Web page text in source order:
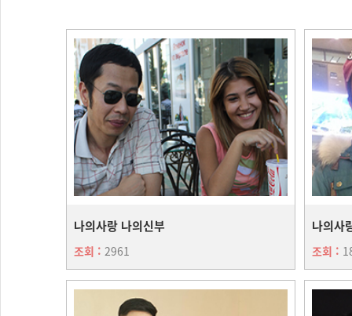
나의사랑 나의신부
조회 : 2961
나의사
조회 :